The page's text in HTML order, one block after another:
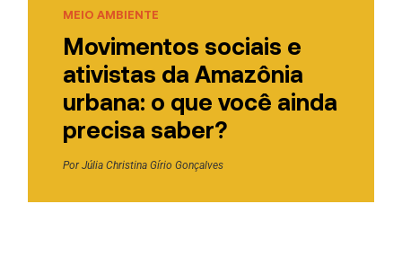
MEIO AMBIENTE
Movimentos sociais e
ativistas da Amazônia
urbana: o que você ainda
precisa saber?
PorJúlia Christina Gírio Gonçalves